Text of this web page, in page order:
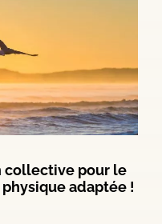
collective pour le
adaptée !